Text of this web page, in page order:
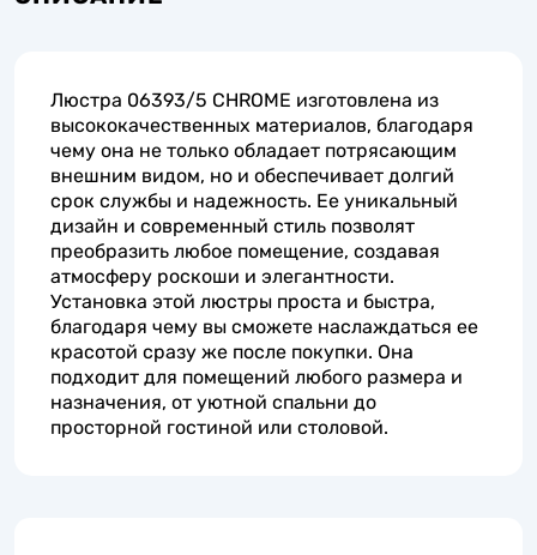
Люстра 06393/5 CHROME изготовлена из
высококачественных материалов, благодаря
чему она не только обладает потрясающим
внешним видом, но и обеспечивает долгий
срок службы и надежность. Ее уникальный
дизайн и современный стиль позволят
преобразить любое помещение, создавая
атмосферу роскоши и элегантности.
Установка этой люстры проста и быстра,
благодаря чему вы сможете наслаждаться ее
красотой сразу же после покупки. Она
подходит для помещений любого размера и
назначения, от уютной спальни до
просторной гостиной или столовой.